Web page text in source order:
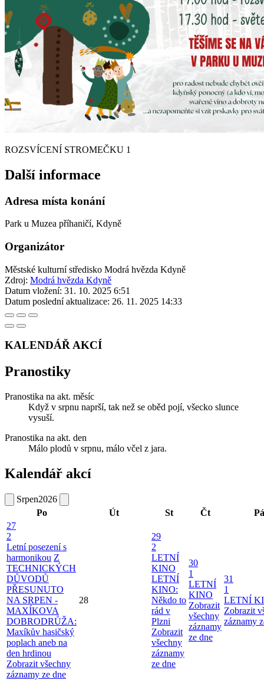
ROZSVÍCENÍ STROMEČKU 1
Další informace
Adresa místa konání
Park u Muzea příhaničí, Kdyně
Organizátor
Městské kulturní středisko Modrá hvězda Kdyně
Zdroj: Modrá hvězda Kdyně
Datum vložení: 31. 10. 2025 6:51
Datum poslední aktualizace: 26. 11. 2025 14:33
KALENDÁŘ AKCÍ
Pranostiky
Pranostika na akt. měsíc
Když v srpnu naprší, tak než se oběd pojí, všecko slunce
vysuší.
Pranostika na akt. den
Málo plodů v srpnu, málo včel z jara.
Kalendář akcí
Srpen2026
Po
Út St Čt
Pá
27
2
Letní posezení s
harmonikou Z
TECHNICKÝCH
DŮVODŮ
PŘESUNUTO
NA SRPEN -
MAXÍKOVA
DOBRODRŮŽA:
Maxíkův hasičský
poplach aneb na
den hrdinou
Zobrazit všechny
záznamy ze dne
28
29
2
LETNÍ
KINO
LETNÍ
KINO:
Někdo to
rád v
Plzni
Zobrazit
všechny
záznamy
ze dne
30
1
LETNÍ
KINO
Zobrazit
všechny
záznamy
ze dne
31
1
LETNÍ
Zobrazit
záznamy